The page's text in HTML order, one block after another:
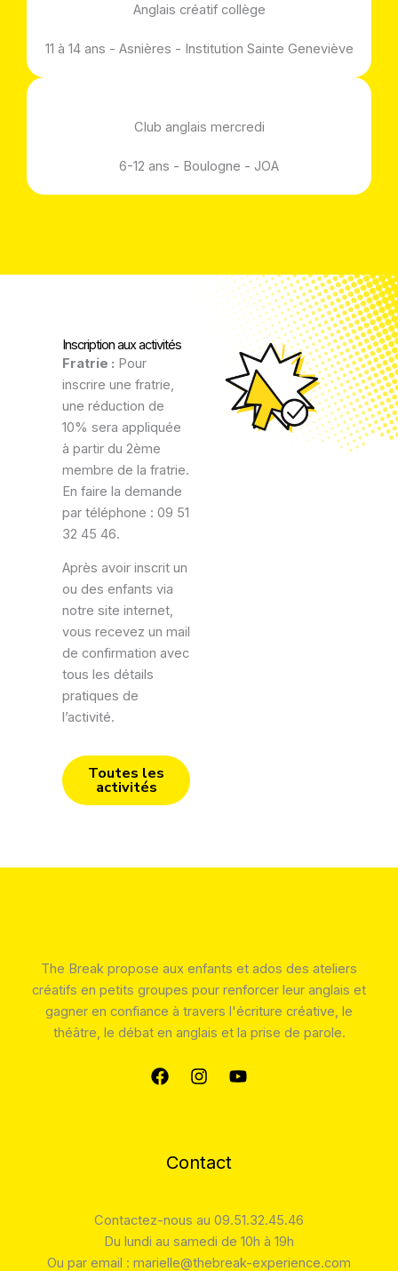
Anglais créatif collège
11 à 14 ans - Asnières - Institution Sainte Geneviève
Club anglais mercredi
6-12 ans - Boulogne - JOA
Inscription aux activités
Fratrie : Pour
inscrire une fratrie,
une réduction de
10% sera appliquée
à partir du 2ème
membre de la fratrie.
En faire la demande
par téléphone : 09 51
32 45 46.
Après avoir inscrit un
ou des enfants via
notre site internet,
vous recevez un mail
de confirmation avec
tous les détails
pratiques de
l’activité.
Toutes les
activités
The Break propose aux enfants et ados des ateliers
créatifs en petits groupes pour renforcer leur anglais et
gagner en confiance à travers l'écriture créative, le
théâtre, le débat en anglais et la prise de parole.
Contact
Contactez-nous au 09.51.32.45.46
Du lundi au samedi de 10h à 19h
Ou par email : marielle@thebreak-experience.com